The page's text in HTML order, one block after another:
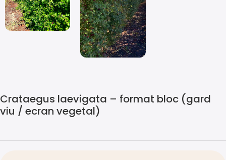
Crataegus laevigata – format bloc (gard
viu / ecran vegetal)